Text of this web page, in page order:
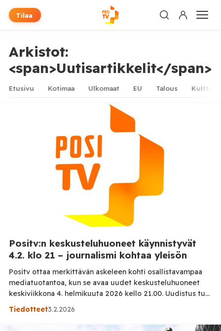
Tilaa
Arkistot:
<span>Uutisartikkelit</span>
Etusivu Kotimaa Ulkomaat EU Talous
Positv:n keskusteluhuoneet käynnistyvät
4.2. klo 21 – journalismi kohtaa yleisön
Positv ottaa merkittävän askeleen kohti osallistavampaa
mediatuotantoa, kun se avaa uudet keskusteluhuoneet
keskiviikkona 4. helmikuuta 2026 kello 21.00. Uudistus tuo
yleisön lähemmäksi journalismia kuin koskaan aiemmin ja
Keskusteluhuoneiden myötä Positv tarjoaa ohjelmaa heti
Tiedotteet3.2.2026